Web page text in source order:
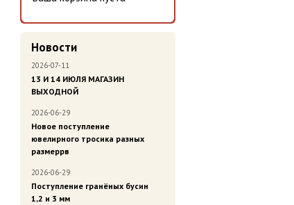
Новости
2026-07-11
13 И 14 ИЮЛЯ МАГАЗИН
ВЫХОДНОЙ
2026-06-29
Новое поступление
ювелирного тросика разных
размеррв
2026-06-29
Поступление гранёных бусин
1,2 и 3 мм